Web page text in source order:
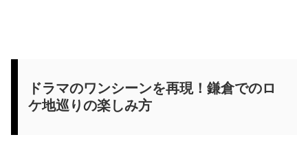
ドラマのワンシーンを再現！鎌倉でのロ
ケ地巡りの楽しみ方